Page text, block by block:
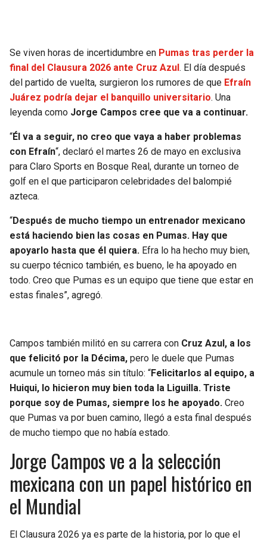
EAGLES
COMMANDERS
CARDINALS
RAMS
BEARS
LIONS
PACKERS
FALCONS
PANTHERS
SAINTS
BUCCANEERS
SUNS
KINGS
MAVERICKS
ROCKETS
GRIZZLIES
SPURS
NUGGETS
TIMBERWOLVES
TRAIL BLAZERS
JAZZ
Se viven horas de incertidumbre en Pumas tras perder la
final del Clausura 2026 ante Cruz Azul . El día después
del partido de vuelta, surgieron los rumores de que Efraín
Juárez podría dejar el banquillo universitario. Una
leyenda como Jorge Campos cree que va a continuar.
“Él va a seguir, no creo que vaya a haber problemas
con Efraín“, declaró el martes 26 de mayo en exclusiva
para Claro Sports en Bosque Real, durante un torneo de
golf en el que participaron celebridades del balompié
azteca.
“Después de mucho tiempo un entrenador mexicano
está haciendo bien las cosas en Pumas. Hay que
apoyarlo hasta que él quiera. Efra lo ha hecho muy bien,
su cuerpo técnico también, es bueno, le ha apoyado en
todo. Creo que Pumas es un equipo que tiene que estar en
estas finales”, agregó.
Campos también militó en su carrera con Cruz Azul, a los
que felicitó por la Décima, pero le duele que Pumas
acumule un torneo más sin título: “Felicitarlos al equipo, a
Huiqui, lo hicieron muy bien toda la Liguilla. Triste
porque soy de Pumas, siempre los he apoyado. Creo
que Pumas va por buen camino, llegó a esta final después
de mucho tiempo que no había estado.
Jorge Campos ve a la selección
mexicana con un papel histórico en
el Mundial
El Clausura 2026 ya es parte de la historia, por lo que el